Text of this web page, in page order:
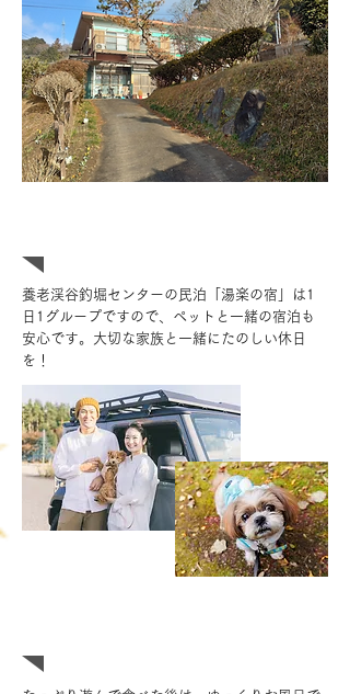
養老渓谷釣堀センターの民泊「湯楽の宿」は1
日1グループですので、ペットと一緒の宿泊も
安心です。大切な家族と一緒にたのしい休日
を！